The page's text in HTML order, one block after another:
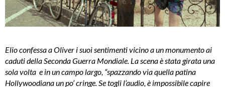
Elio confessa a Oliver i suoi sentimenti vicino a un monumento ai
caduti della Seconda Guerra Mondiale. La scena è stata girata una
sola volta e in un campo largo, “spazzando via quella patina
Hollywoodiana un po’ cringe. Se togli l’audio, è impossibile capire